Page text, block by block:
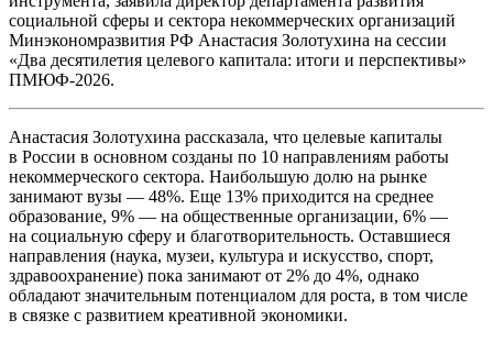
социальной сферы и сектора некоммерческих организаций
Минэкономразвития РФ Анастасия Золотухина на сессии
«Два десятилетия целевого капитала: итоги и перспективы»
ПМЮФ-2026.
Анастасия Золотухина рассказала, что целевые капиталы
в России в основном созданы по 10 направлениям работы
некоммерческого сектора. Наибольшую долю на рынке
занимают вузы — 48%. Еще 13% приходится на среднее
образование, 9% — на общественные организации, 6% —
на социальную сферу и благотворительность. Оставшиеся
направления (наука, музеи, культура и искусство, спорт,
здравоохранение) пока занимают от 2% до 4%, однако
обладают значительным потенциалом для роста, в том числе
в связке с развитием креативной экономики.